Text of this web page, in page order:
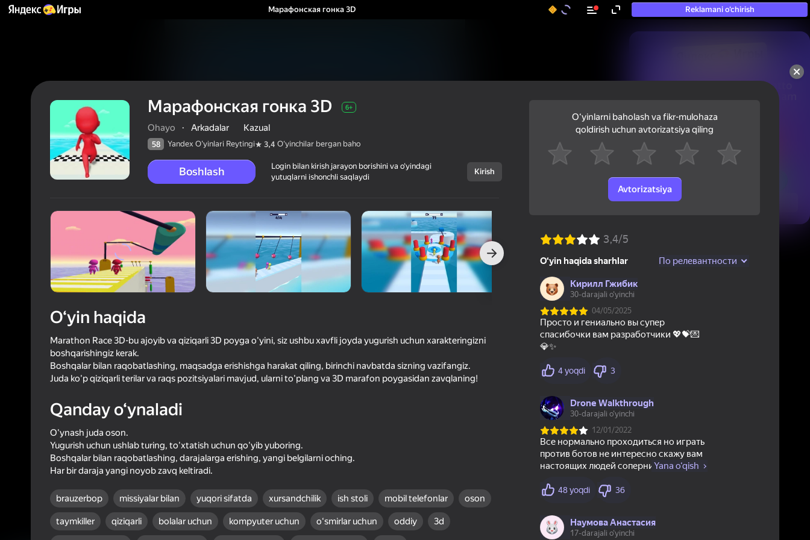
Марафонская гонка 3D Reklamani o‘chirish
50+ eng yaxshi o‘yinlar, hatto
«o‘ynamaydigan» odamlar ham
Bekor qilish
Марафонская
гонка 3D
6+
Ohayo
Arkadalar
Kazual
58 Yandex O'yinlari Reytingi
Oʻyinchilar bergan baho
Марафонская гонка 3D 6+
Ohayo · Arkadalar Kazual
58 Yandex O'yinlari Reytingi 3,4 Oʻyinchilar bergan baho
Boshlash
Login bilan kirish jarayon borishini va o‘yindagi
yutuqlarni ishonchli saqlaydi
Kirish
O‘yin haqida
Marathon Race 3D-bu ajoyib va qiziqarli 3D poyga o'yini, siz ushbu xavfli joyda yugurish uchun xarakteringizni
boshqarishingiz kerak.
Boshqalar bilan raqobatlashing, maqsadga erishishga harakat qiling, birinchi navbatda sizning vazifangiz.
Juda ko'p qiziqarli terilar va raqs pozitsiyalari mavjud, ularni to'plang va 3D marafon poygasidan zavqlaning!
Qanday o‘ynaladi
O'ynash juda oson.
Yugurish uchun ushlab turing, to'xtatish uchun qo'yib yuboring.
Boshqalar bilan raqobatlashing, darajalarga erishing, yangi belgilarni oching.
Har bir daraja yangi noyob zavq keltiradi.
brauzerbop missiyalar bilan yuqori sifatda xursandchilik ish stoli mobil telefonlar oson
taymkiller qiziqarli bolalar uchun kompyuter uchun oʻsmirlar uchun oddiy 3d
Oʻyinlarni baholash va fikr-mulohaza
qoldirish uchun avtorizatsiya qiling
Avtorizatsiya